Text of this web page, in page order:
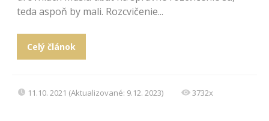
teda aspoň by mali. Rozcvičenie...
Celý článok
11.10. 2021 (Aktualizované: 9.12. 2023) 3732x